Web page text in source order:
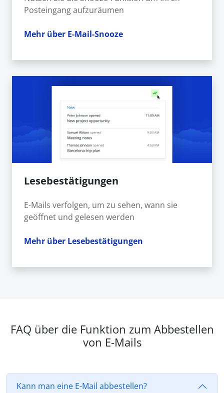
Posteingang aufzuräumen
Mehr über E-Mail-Snooze
Lesebestätigungen
E-Mails verfolgen, um zu sehen, wann sie
geöffnet und gelesen werden
Mehr über Lesebestätigungen
FAQ über die Funktion zum Abbestellen
von E-Mails
Kann man eine E-Mail abbestellen?